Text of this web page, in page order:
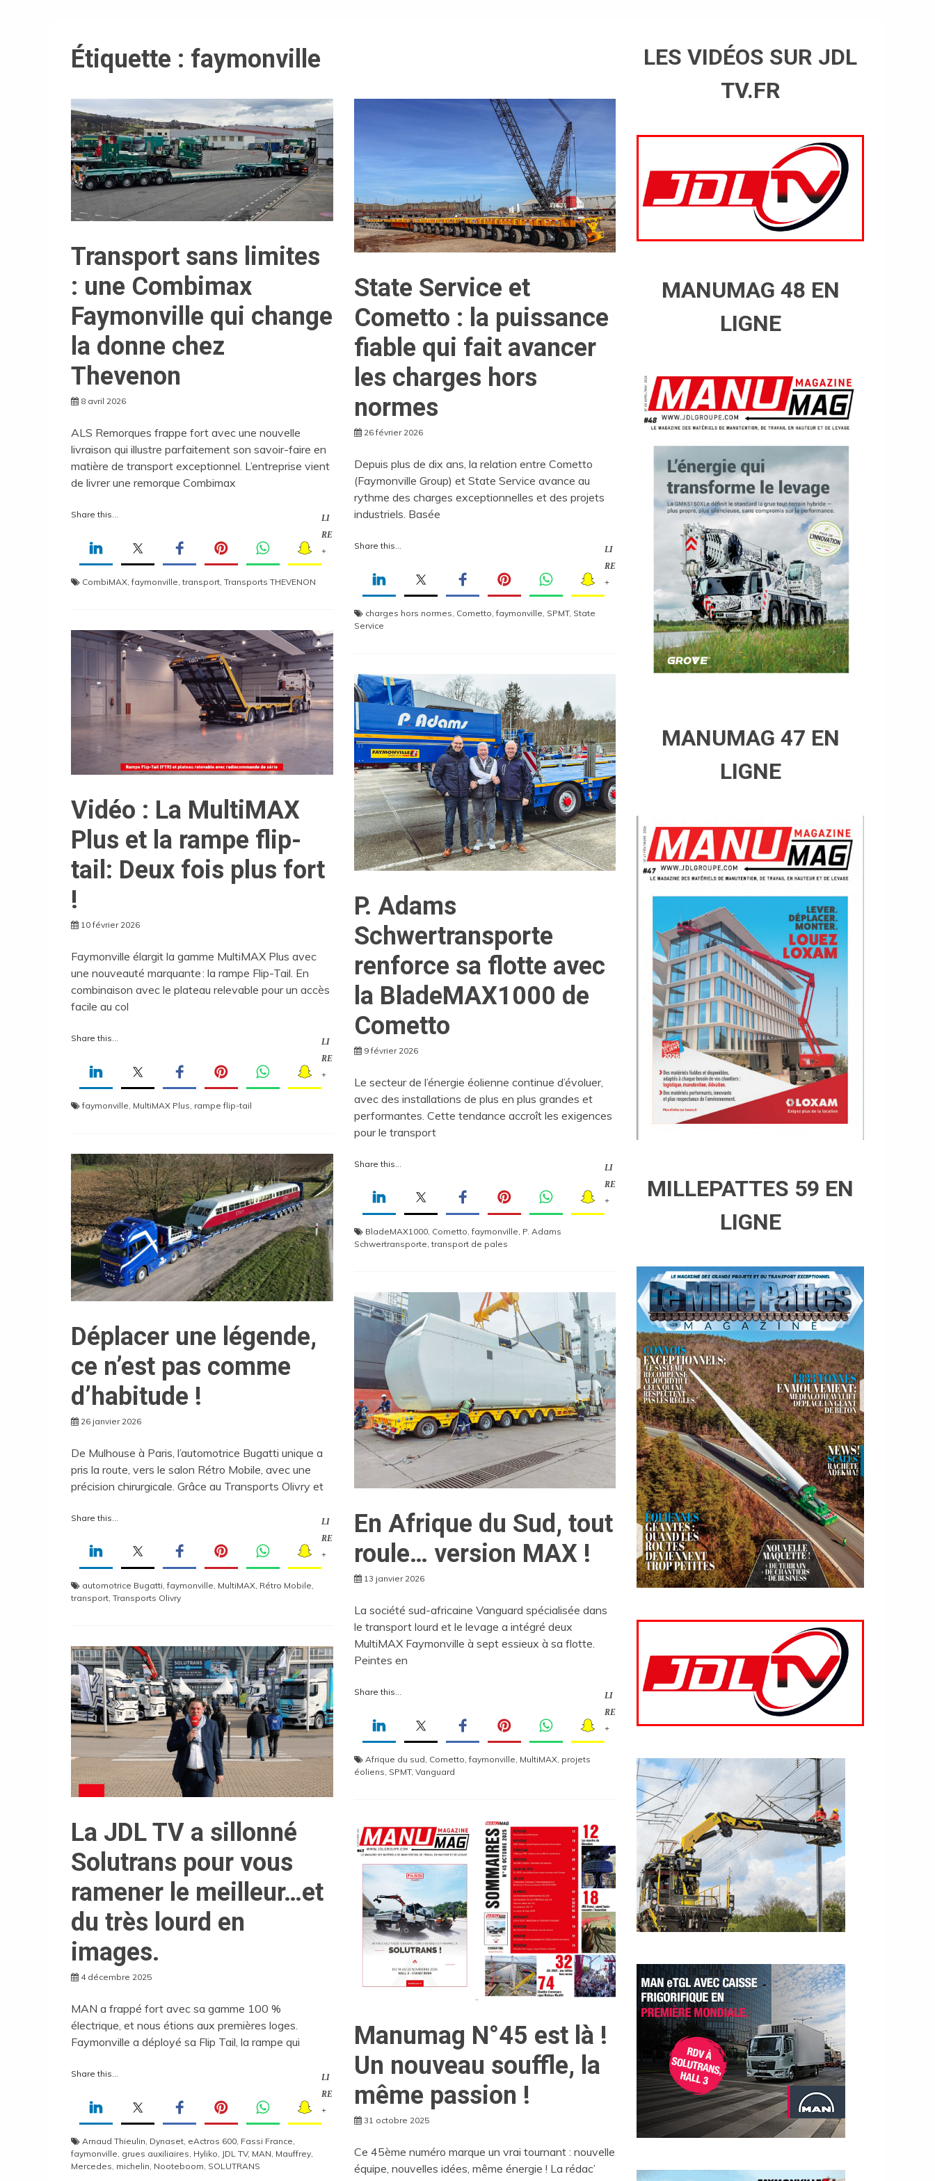
Étiquette : faymonville
Transport sans limites
: une Combimax
Faymonville qui change
la donne chez
Thevenon
8 avril 2026
ALS Remorques frappe fort avec une nouvelle
livraison qui illustre parfaitement son savoir-faire en
matière de transport exceptionnel. L’entreprise vient
de livrer une remorque Combimax
Share this...
LI
RE
+
CombiMAX,faymonville,transport, Transports THEVENON
State Service et
Cometto : la puissance
fiable qui fait avancer
les charges hors
normes
26 février 2026
Depuis plus de dix ans, la relation entre Cometto
(Faymonville Group) et State Service avance au
rythme des charges exceptionnelles et des projets
industriels. Basée
Share this...
LI
RE
+
charges hors normes, Cometto,faymonville, SPMT, State
Service
Vidéo : La MultiMAX
Plus et la rampe flip-
tail: Deux fois plus fort
!
10 février 2026
Faymonville élargit la gamme MultiMAX Plus avec
une nouveauté marquante : la rampe Flip-Tail. En
combinaison avec le plateau relevable pour un accès
facile au col
Share this...
LI
RE
+
faymonville, MultiMAX Plus, rampe flip-tail
P. Adams
Schwertransporte
renforce sa flotte avec
la BladeMAX1000 de
Cometto
9 février 2026
Le secteur de l’énergie éolienne continue d’évoluer,
avec des installations de plus en plus grandes et
performantes. Cette tendance accroît les exigences
pour le transport
Share this...
LI
RE
+
BladeMAX1000, Cometto ,faymonville P. Adams
Schwertransporte ,transport de pales
Déplacer une légende,
ce n’est pas comme
d’habitude !
26 janvier 2026
De Mulhouse à Paris, l’automotrice Bugatti unique a
pris la route, vers le salon Rétro Mobile, avec une
précision chirurgicale. Grâce au Transports Olivry et
Share this...
LI
RE
+
automotrice Bugatti ,faymonville MultiMAX Rétro Mobile
transport Transports Olivry
En Afrique du Sud, tout
roule… version MAX !
13 janvier 2026
La société sud-africaine Vanguard spécialisée dans
le transport lourd et le levage a intégré deux
MultiMAX Faymonville à sept essieux à sa flotte.
Peintes en
Share this...
LI
RE
+
Afrique du sud, Cometto,faymonville, MultiMAX, projets
éoliens, SPMT, Vanguard
La JDL TV a sillonné
Solutrans pour vous
ramener le meilleur…et
du très lourd en
images.
4 décembre 2025
MAN a frappé fort avec sa gamme 100 %
électrique, et nous étions aux premières loges.
Faymonville a déployé sa Flip Tail, la rampe qui
Share this...
LI
RE
+
Arnaud Thieulin, Dynaset, eActros 600, Fassi France,
faymonville, grues auxiliaires, Hyliko, JDL TV, MAN, Mauffrey,
Mercedes, michelin, Nooteboom, SOLUTRANS
Manumag N°45 est là !
Un nouveau souffle, la
même passion !
31 octobre 2025
Ce 45ème numéro marque un vrai tournant : nouvelle
équipe, nouvelles idées, même énergie ! La rédac’
LES VIDÉOS SUR JDL
TV.FR
MANUMAG 48 EN
LIGNE
MANUMAG 47 EN
LIGNE
MILLEPATTES 59 EN
LIGNE